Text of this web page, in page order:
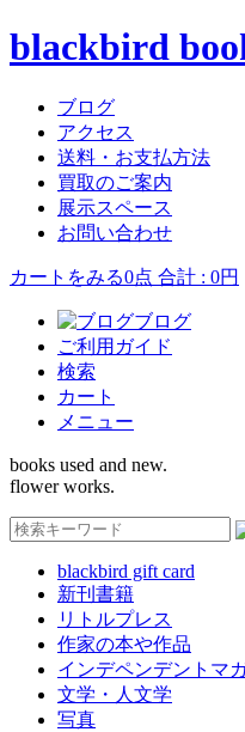
blackbird
ブログ
アクセス
送料・お支払方法
買取のご案内
展示スペース
お問い合わせ
カートをみる0点 合計 : 0円
ブログ
ご利用ガイド
検索
カート
メニュー
books used and new.
flower works.
blackbird gift card
新刊書籍
リトルプレス
作家の本や作品
インデペンデントマ
文学・人文学
写真